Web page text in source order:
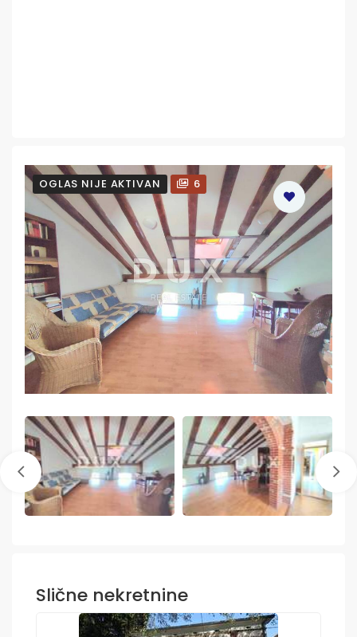
OGLAS NIJE AKTIVAN 6
Slične nekretnine